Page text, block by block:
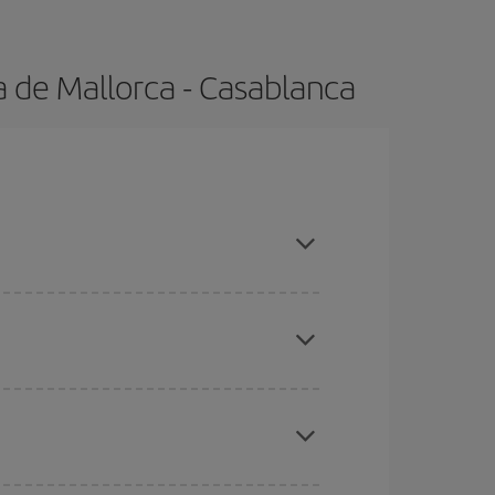
Mallorca - Casablanca
días cercanos